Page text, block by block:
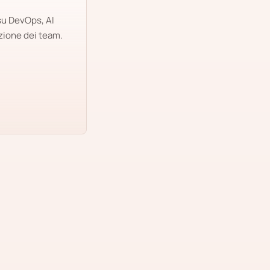
DevOps, AI
dei team.